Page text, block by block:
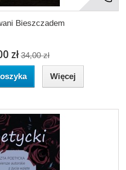
Bieszczadem
zł 34,00 zł
Więcej